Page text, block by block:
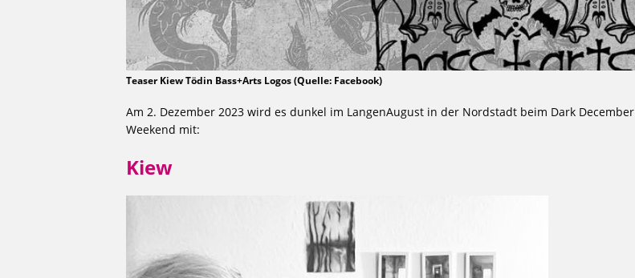
Teaser Kiew Tödin Bass+Arts Logos (Quelle: Facebook)
Am 2. Dezember 2023 wird es dunkel im LangenAugust in der Nordstadt beim Dark December
Weekend mit:
Kiew